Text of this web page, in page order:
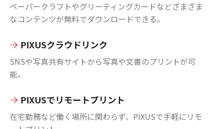
ペーパークラフトやグリーティングカードなどざまざま
なコンテンツが無料でダウンロードできる。
PIXUSクラウドリンク
SNSや写真共有サイトから写真や文書のプリントが可
能。
PIXUSでリモートプリント
在宅勤務など働く場所に関わらず、PIXUSで手軽にリモ